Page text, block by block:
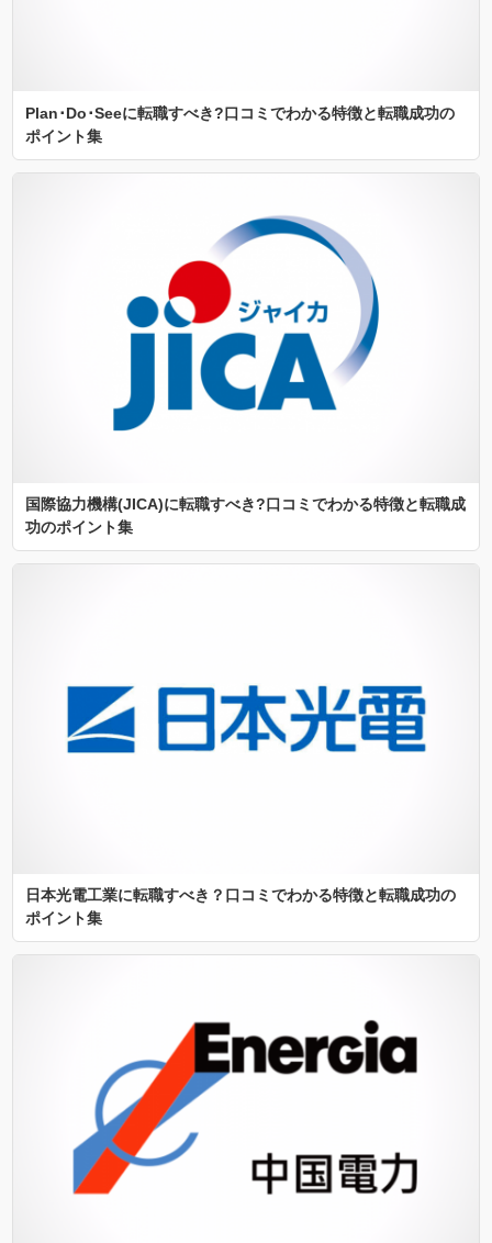
Plan･Do･Seeに転職すべき?口コミでわかる特徴と転職成功の
ポイント集
国際協力機構(JICA)に転職すべき?口コミでわかる特徴と転職成
功のポイント集
日本光電工業に転職すべき？口コミでわかる特徴と転職成功の
ポイント集